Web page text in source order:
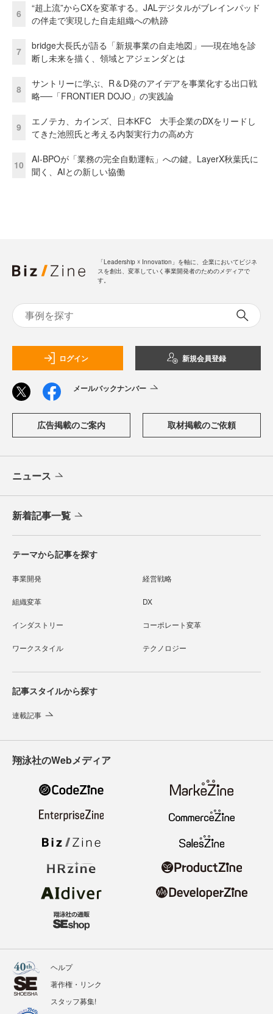
6
“超上流”からCXを変革する。JALデジタルがブレインパッド
の伴走で実現した自走組織への軌跡
7
bridge大長氏が語る「新規事業の自走地図」──現在地を診
断し未来を描く、領域とアジェンダとは
8
サントリーに学ぶ、R＆D発のアイデアを事業化する出口戦
略──「FRONTIER DOJO」の実践論
9
エノテカ、カインズ、日本KFC 大手企業のDXをリードし
てきた池照氏と考える内製実行力の高め方
10
AI-BPOが「業務の完全自動運転」への鍵。LayerX秋葉氏に
聞く、AIとの新しい協働
「Leadership ☓ Innovation」を軸に、企業においてビジネ
スを創出、変革していく事業開発者のためのメディアで
す。
ログイン 新規会員登録
メールバックナンバー
広告掲載のご案内 取材掲載のご依頼
ニュース
新着記事一覧
テーマから記事を探す
事業開発 経営戦略
組織変革 DX
インダストリー コーポレート変革
ワークスタイル テクノロジー
記事スタイルから探す
連載記事
翔泳社のWebメディア
ヘルプ
著作権・リンク
スタッフ募集!